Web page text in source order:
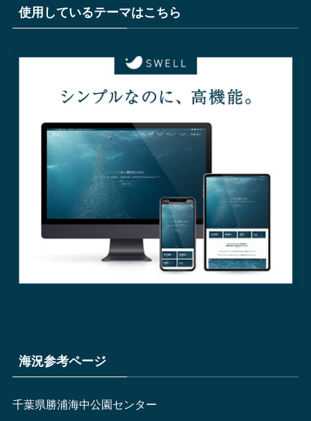
使用しているテーマはこちら
海況参考ページ
千葉県勝浦海中公園センター